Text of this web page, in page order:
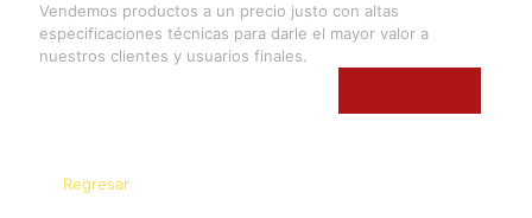
Vendemos productos a un precio justo con altas
especificaciones técnicas para darle el mayor valor a
nuestros clientes y usuarios finales.
Regresar